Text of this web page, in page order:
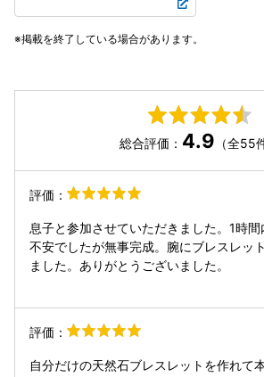
掲載を終了している場合があります。
総合評価： 4.9 （全55
評価：
息子と参加させていただきました。1時
不安でしたが無事完成。腕にブレスレッ
ました。ありがとうございました。
評価：
自分だけの天然石ブレスレットを作れて